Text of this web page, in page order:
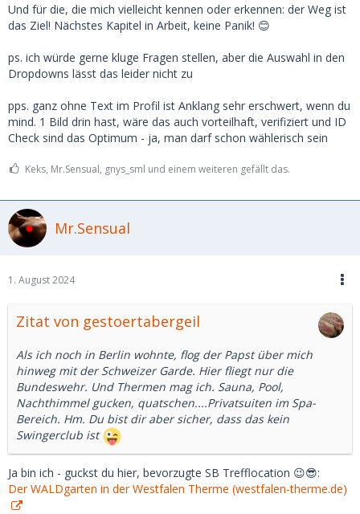
Und für die, die mich vielleicht kennen oder erkennen: der Weg ist
das Ziel! Nächstes Kapitel in Arbeit, keine Panik! 😊
ps. ich würde gerne kluge Fragen stellen, aber die Auswahl in den
Dropdowns lässt das leider nicht zu
pps. ganz ohne Text im Profil ist Anklang sehr erschwert, wenn du
mind. 1 Bild drin hast, wäre das auch vorteilhaft, verifiziert und ID
Check sind das Optimum - ja, man darf schon wählerisch sein
Keks, Mr.Sensual, gnys_sml und einem weiteren gefällt das.
Mr.Sensual
1. August 2024
Zitat von gestoertabergeil
Als ich noch in Berlin wohnte, flog der Papst über mich
hinweg mit der Schweizer Garde. Hier fliegt nur die
Bundeswehr. Und Thermen mag ich. Sauna, Pool,
Nachthimmel gucken, quatschen....Privatsuiten im Spa-
Bereich. Hm. Du bist dir aber sicher, dass das kein
Swingerclub ist
Ja bin ich - guckst du hier, bevorzugte SB Trefflocation 😉😎:
Der WALDgarten in der Westfalen Therme (westfalen-therme.de)